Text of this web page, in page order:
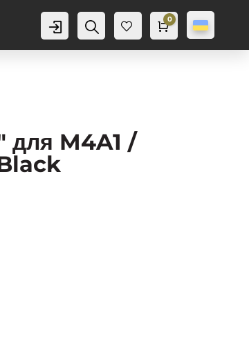
Аккаунт
Пошук
Баж
Cart
0
0,0грн
для M4A1 /